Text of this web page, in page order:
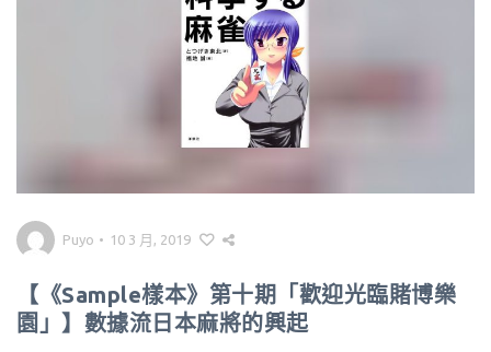
Puyo • 10 3 月, 2019
【《Sample樣本》第十期「歡迎光臨賭博樂
園」】數據流日本麻將的興起